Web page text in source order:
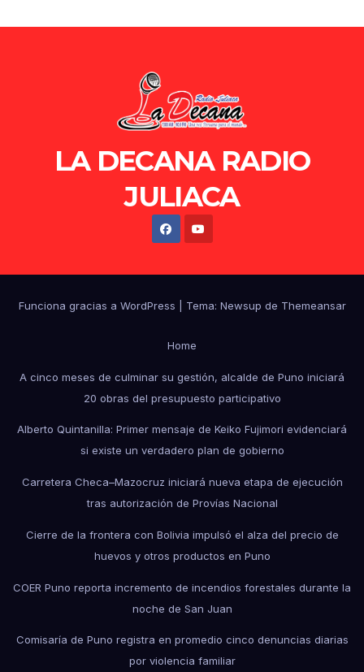
LA DECANA RADIO
JULIACA
Funciona gracias a WordPress Tema: Newsup de Themeansar
Home
A cinco meses de culminar su gestión, alcalde de Puno iniciará
20 obras del presupuesto participativo
Alberto Quintanilla: Primer mensaje de Keiko Fujimori evidenciará
si existe un verdadero plan de gobierno
Carretera Checa–Mazocruz iniciará nueva etapa de ejecución
tras autorización de Provías Nacional
Cierre de la frontera con Bolivia impulsó el alza del precio de
huevos y otros productos en Puno
COER Puno reporta incremento de incendios forestales durante la
noche de San Juan
Comisaría de Puno registra en promedio cinco denuncias diarias
por violencia familiar